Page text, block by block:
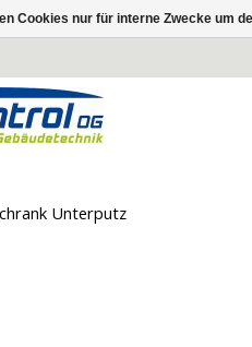
Unterputz
Cookies nur für interne Zwecke um